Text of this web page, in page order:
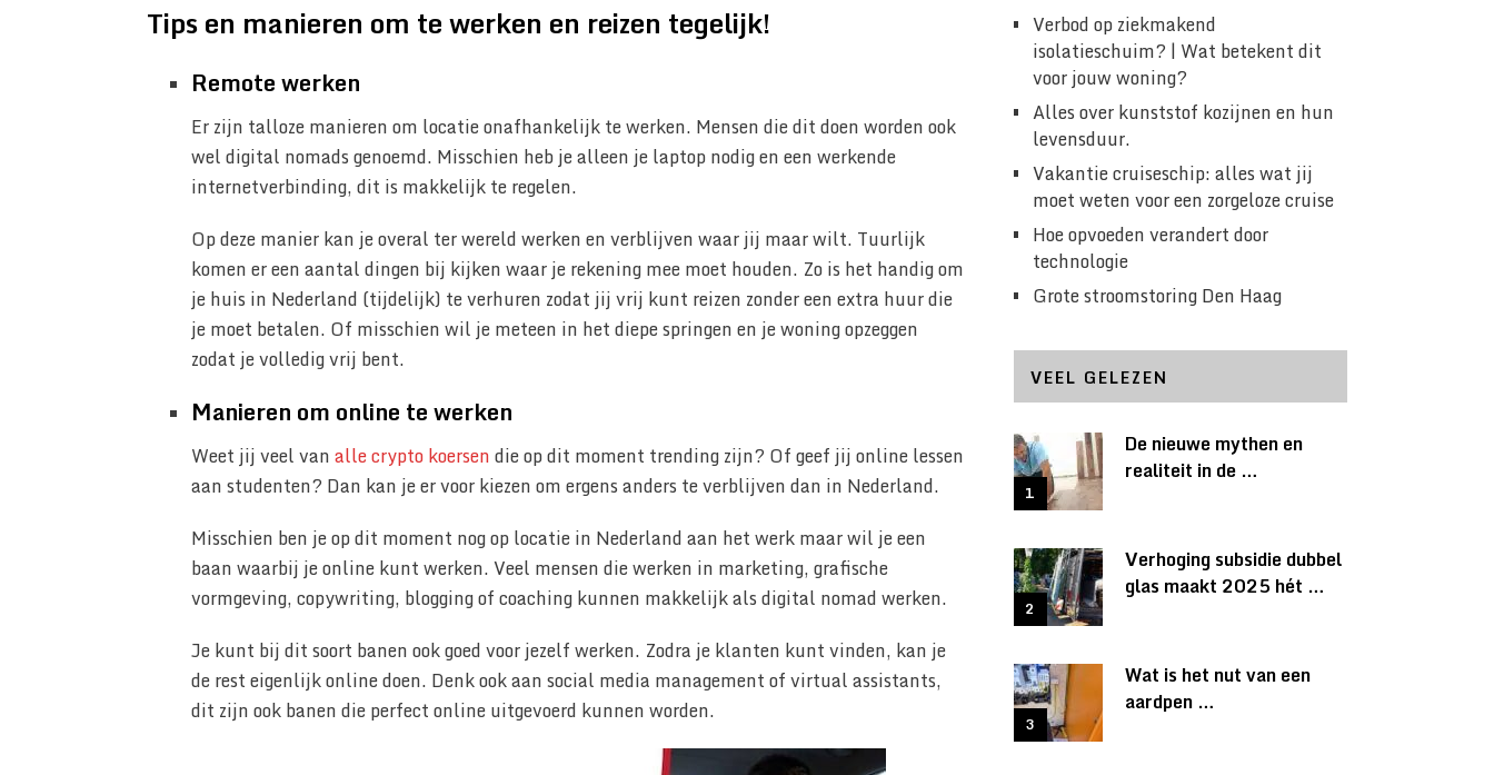
Tips en manieren om te werken en reizen tegelijk!
Remote werken
Er zijn talloze manieren om locatie onafhankelijk te werken. Mensen die dit doen worden ook
wel digital nomads genoemd. Misschien heb je alleen je laptop nodig en een werkende
internetverbinding, dit is makkelijk te regelen.
Op deze manier kan je overal ter wereld werken en verblijven waar jij maar wilt. Tuurlijk
komen er een aantal dingen bij kijken waar je rekening mee moet houden. Zo is het handig om
je huis in Nederland (tijdelijk) te verhuren zodat jij vrij kunt reizen zonder een extra huur die
je moet betalen. Of misschien wil je meteen in het diepe springen en je woning opzeggen
zodat je volledig vrij bent.
Manieren om online te werken
Weet jij veel vanalle crypto koersendie op dit moment trending zijn? Of geef jij online lessen
aan studenten? Dan kan je er voor kiezen om ergens anders te verblijven dan in Nederland.
Misschien ben je op dit moment nog op locatie in Nederland aan het werk maar wil je een
baan waarbij je online kunt werken. Veel mensen die werken in marketing, grafische
vormgeving, copywriting, blogging of coaching kunnen makkelijk als digital nomad werken.
Je kunt bij dit soort banen ook goed voor jezelf werken. Zodra je klanten kunt vinden, kan je
de rest eigenlijk online doen. Denk ook aan social media management of virtual assistants,
dit zijn ook banen die perfect online uitgevoerd kunnen worden.
Verbod op ziekmakend
isolatieschuim? | Wat betekent dit
voor jouw woning?
Alles over kunststof kozijnen en hun
levensduur.
Vakantie cruiseschip: alles wat jij
moet weten voor een zorgeloze cruise
Hoe opvoeden verandert door
technologie
Grote stroomstoring Den Haag
VEEL GELEZEN
De nieuwe mythen en
realiteit in de …
Verhoging subsidie dubbel
glas maakt 2025 hét …
Wat is het nut van een
aardpen …